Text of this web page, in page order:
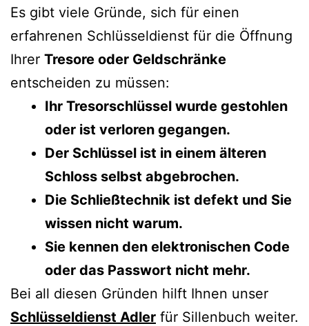
Es gibt viele Gründe, sich für einen
erfahrenen Schlüsseldienst für die Öffnung
Ihrer Tresore oder Geldschränke
entscheiden zu müssen:
Ihr Tresorschlüssel wurde gestohlen
oder ist verloren gegangen.
Der Schlüssel ist in einem älteren
Schloss selbst abgebrochen.
Die Schließtechnik ist defekt und Sie
wissen nicht warum.
Sie kennen den elektronischen Code
oder das Passwort nicht mehr.
Bei all diesen Gründen hilft Ihnen unser
Schlüsseldienst Adler für Sillenbuch weiter.